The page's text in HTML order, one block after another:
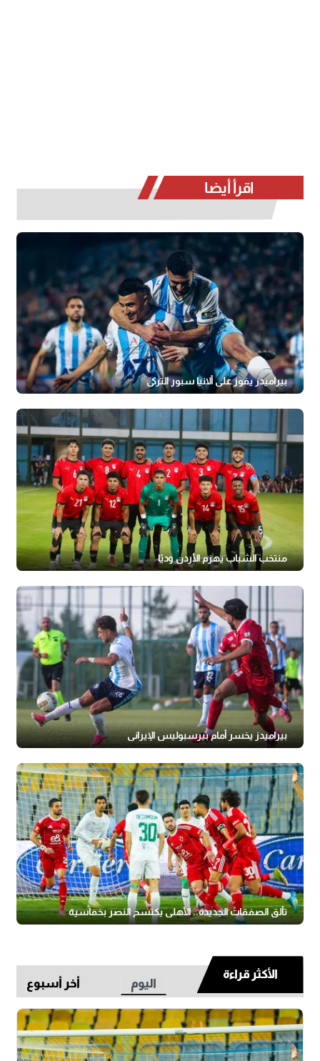
اقرأ أيضا
بيراميدز يفوز على ألانيا سبور التركي
منتخب الشباب يهزم الأردن وديًا
بيراميدز يخسر أمام بيرسبوليس الإيراني
تألق الصفقات الجديدة.. الأهلي يكتسح النصر بخماسية
الأكثر قراءة
اليوم أخر أسبوع